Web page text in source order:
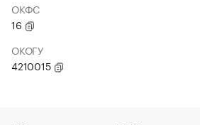
ОКФС
16
ОКОГУ
4210015